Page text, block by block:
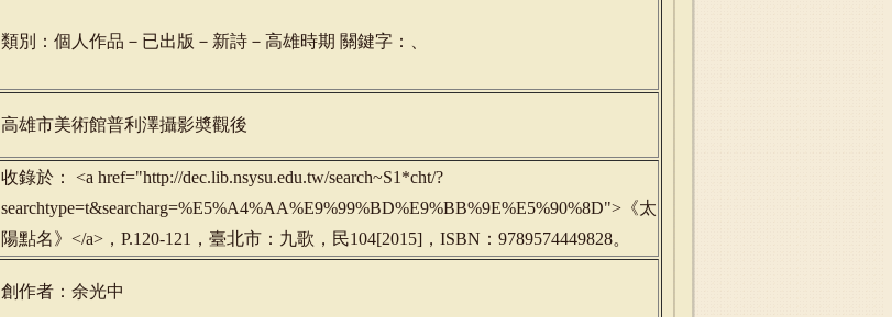
類別：個人作品－已出版－新詩－高雄時期 關鍵字：、
高雄市美術館普利澤攝影奬觀後
收錄於： <a href="http://dec.lib.nsysu.edu.tw/search~S1*cht/?
searchtype=t&searcharg=%E5%A4%AA%E9%99%BD%E9%BB%9E%E5%90%8D">《太
陽點名》</a>，P.120-121，臺北市：九歌，民104[2015]，ISBN：9789574449828。
創作者：余光中